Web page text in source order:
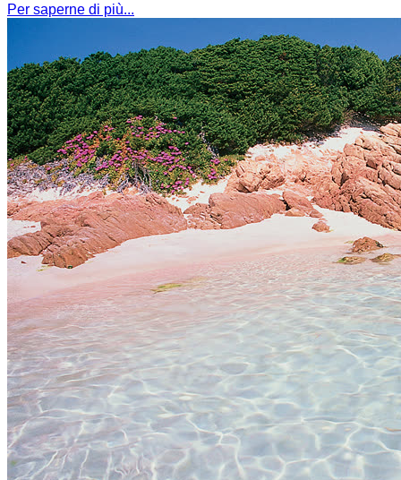
Per saperne di più...